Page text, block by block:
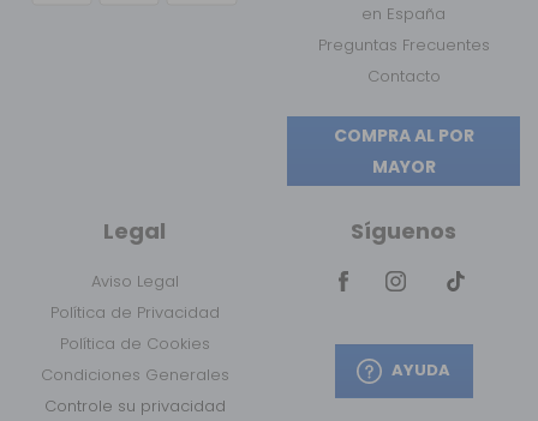
en España
Preguntas Frecuentes
Contacto
COMPRA AL POR
MAYOR
Legal
Aviso Legal
Política de Privacidad
Política de Cookies
Condiciones Generales
Controle su privacidad
Síguenos
AYUDA